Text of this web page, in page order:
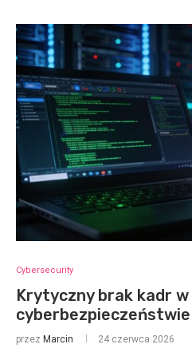
Cybersecurity
Krytyczny brak kadr
przez Marcin 24 czerwca 2026